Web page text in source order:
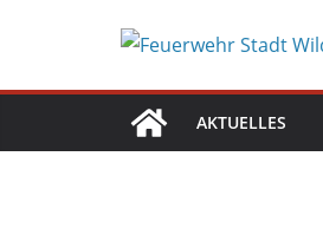
AKTUELLES